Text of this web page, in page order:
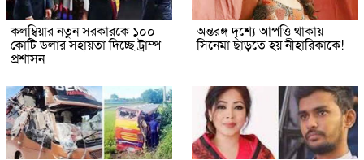
কলম্বিয়ার নতুন সরকারকে ১০০
কোটি ডলার সহায়তা দিচ্ছে ট্রাম্প
প্রশাসন
অন্তরঙ্গ দৃশ্যে আপত্তি থাকায়
সিনেমা ছাড়তে হয় নীহারিকাকে!